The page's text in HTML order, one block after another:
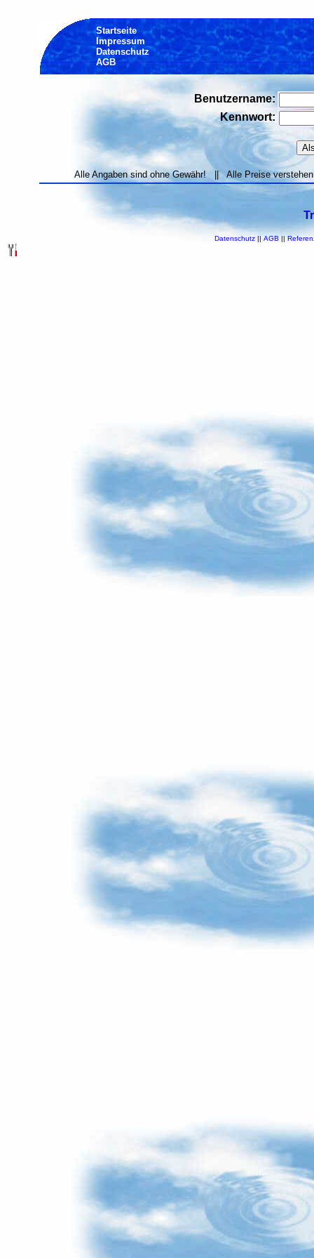
Startseite
Impressum
Datenschutz
AGB
Benutzername:
Kennwort:
Alle Angaben sind ohne Gewähr! || Alle Preise
Datenschutz|| AGB||